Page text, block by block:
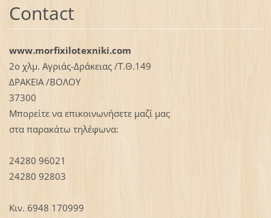
Contact
www.morfixilotexniki.com
2ο χλμ. Αγριάς-Δράκειας /Τ.Θ.149
ΔΡΑΚΕΙΑ /ΒΟΛΟΥ
37300
Μπορείτε να επικοινωνήσετε μαζί μας
στα παρακάτω τηλέφωνα:
24280 96021
24280 92803
Κιν. 6948 170999